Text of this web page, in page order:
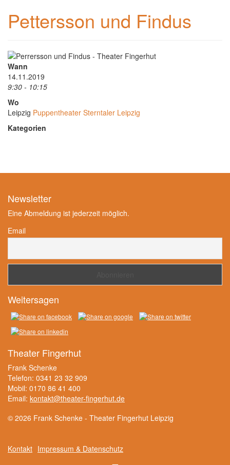
Pettersson und Findus
Wann
14.11.2019
9:30 - 10:15
Wo
Leipzig Puppentheater Sterntaler Leipzig
Kategorien
Newsletter
Eine Abmeldung ist jederzeit möglich.
Email
Weitersagen
Theater Fingerhut
Frank Schenke
Telefon: 0341 23 32 909
Mobil: 0170 86 41 400
Email: kontakt@theater-fingerhut.de
© 2026 Frank Schenke - Theater Fingerhut Leipzig
Kontakt Impressum & Datenschutz